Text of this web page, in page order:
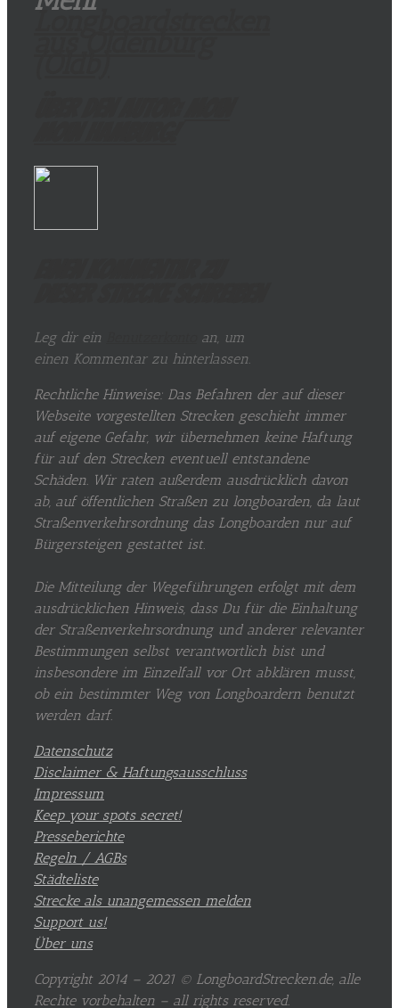
Longboardstrecken
Leg dir ein
an, um
einen Kommentar zu hinterlassen.
Rechtliche Hinweise: Das Befahren der auf dieser
Webseite vorgestellten Strecken geschieht immer
auf eigene Gefahr, wir übernehmen keine Haftung
für auf den Strecken eventuell entstandene
Schäden. Wir raten außerdem ausdrücklich davon
ab, auf öffentlichen Straßen zu longboarden, da laut
Straßenverkehrsordnung das Longboarden nur auf
Bürgersteigen gestattet ist.
Die Mitteilung der Wegeführungen erfolgt mit dem
ausdrücklichen Hinweis, dass Du für die Einhaltung
der Straßenverkehrsordnung und anderer relevanter
Bestimmungen selbst verantwortlich bist und
insbesondere im Einzelfall vor Ort abklären musst,
ob ein bestimmter Weg von Longboardern benutzt
werden darf.
Datenschutz
Disclaimer & Haftungsausschluss
Impressum
Keep your spots secret!
Presseberichte
Regeln / AGBs
Städteliste
Strecke als unangemessen melden
Support us!
Über uns
Copyright 2014 – 2021 © LongboardStrecken.de, alle
Rechte vorbehalten – all rights reserved.